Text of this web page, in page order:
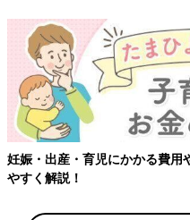
妊娠・出産・育児にかかる費用
やすく解説！